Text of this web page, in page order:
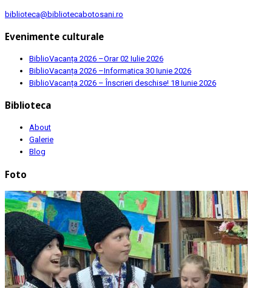
biblioteca@bibliotecabotosani.ro
Evenimente culturale
BiblioVacanța 2026 –Orar02 Iulie 2026
BiblioVacanța 2026 –Informatica 30 Iunie 2026
BiblioVacanța 2026 – Înscrieri deschise! 18 Iunie 2026
Biblioteca
About
Galerie
Blog
Foto